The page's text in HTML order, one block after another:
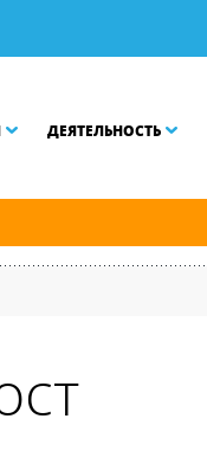
ДЕЯТЕЛЬНОСТЬ